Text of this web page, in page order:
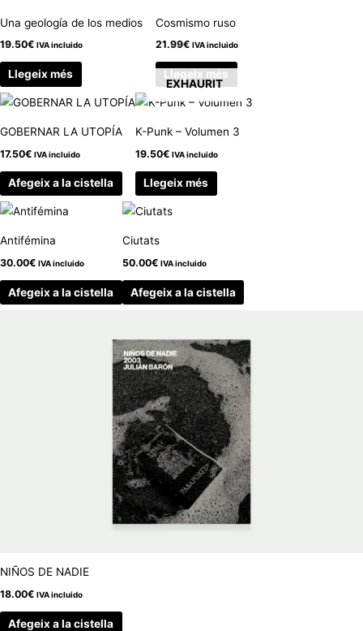
Una geología de los medios
19.50€ IVA incluido
Llegeix més
Cosmismo ruso
21.99€ IVA incluido
Llegeix més
GOBERNAR LA UTOPÍA
17.50€ IVA incluido
Afegeix a la cistella
EXHAURIT
K-Punk – Volumen 3
19.50€ IVA incluido
Llegeix més
Antifémina
30.00€ IVA incluido
Afegeix a la cistella
Ciutats
50.00€ IVA incluido
Afegeix a la cistella
NIÑOS DE NADIE
18.00€ IVA incluido
Afegeix a la cistella